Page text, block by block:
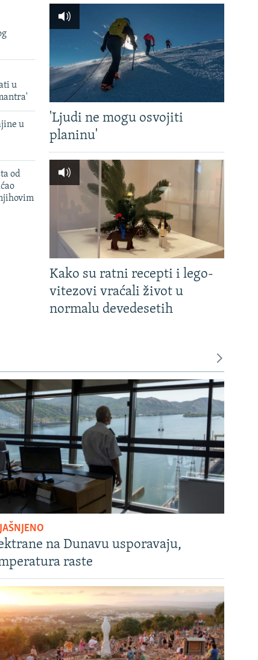
u
u
od
'Ljudi ne mogu osvojiti
planinu'
Kako su ratni recepti i lego-
vitezovi vraćali život u
normalu devedesetih
na Dunavu usporavaju,
raste